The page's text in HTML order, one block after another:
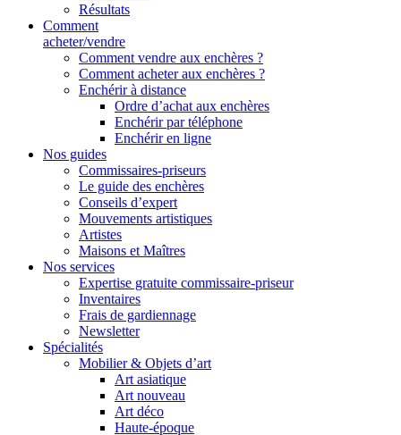
Résultats
Comment
acheter/vendre
Comment vendre aux enchères ?
Comment acheter aux enchères ?
Enchérir à distance
Ordre d’achat aux enchères
Enchérir par téléphone
Enchérir en ligne
Nos guides
Commissaires-priseurs
Le guide des enchères
Conseils d’expert
Mouvements artistiques
Artistes
Maisons et Maîtres
Nos services
Expertise gratuite commissaire-priseur
Inventaires
Frais de gardiennage
Newsletter
Spécialités
Mobilier & Objets d’art
Art asiatique
Art nouveau
Art déco
Haute-époque